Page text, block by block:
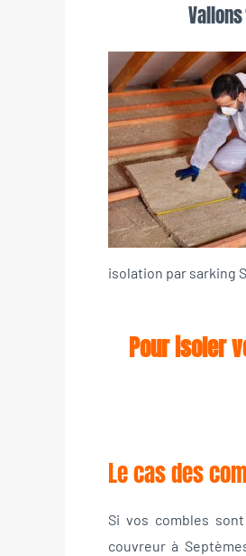
isolation par sarking
Pour isoler
Le cas des
Si vos combles
couvreur à